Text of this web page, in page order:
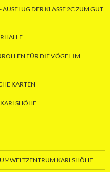
AUSFLUG DER KLASSE 2C ZUM GUT
FÜR DIE VÖGEL IM
KARTEN
KARLSHÖHE